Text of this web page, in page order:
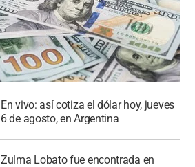
En vivo: así cotiza el dólar hoy, jueves
6 de agosto, en Argentina
Zulma Lobato fue encontrada en